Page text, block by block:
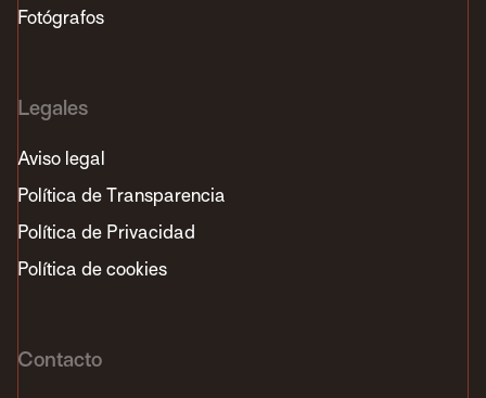
Fotógrafos
Legales
Aviso legal
Política de Transparencia
Política de Privacidad
Política de cookies
Contacto